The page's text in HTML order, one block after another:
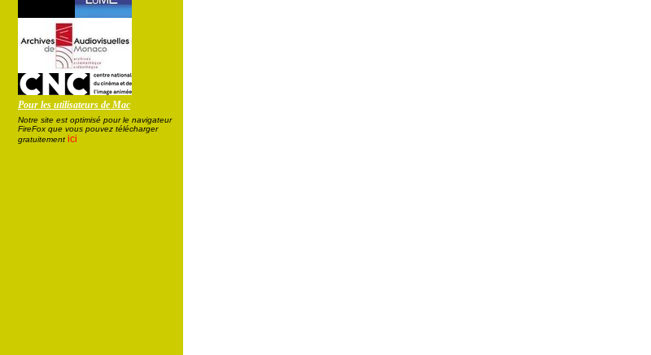
Pour les utilisateurs de Mac
Notre site est optimisé pour le navigateur
FireFox que vous pouvez télécharger
gratuitement ici